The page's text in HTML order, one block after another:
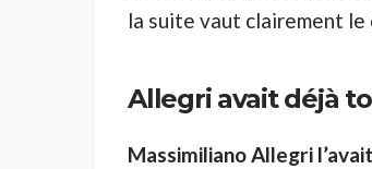
la suite vaut clairement le
Allegri avait déjà
Massimiliano Allegri